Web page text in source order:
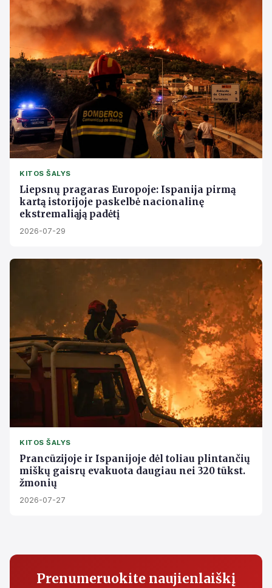
KITOS ŠALYS
Liepsnų pragaras Europoje: Ispanija pirmą
kartą istorijoje paskelbė nacionalinę
ekstremaliąją padėtį
2026-07-29
KITOS ŠALYS
Prancūzijoje ir Ispanijoje dėl toliau plintančių
miškų gaisrų evakuota daugiau nei 320 tūkst.
žmonių
2026-07-27
Prenumeruokite naujienlaiškį